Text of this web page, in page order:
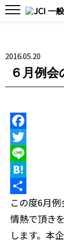
2016.05.20
６月例
F
a
c
e
b
o
o
T
w
t
t
e
L
n
e
H
a
t
e
共
有
この度6月
情熱で頂き
します。本